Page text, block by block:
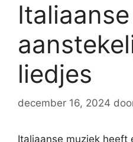
Italiaanse
liedjes
december 16, 2024
Italiaanse muziek heeft